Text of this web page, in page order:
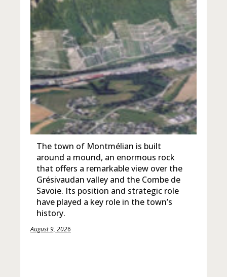
The town of Montmélian is built
around a mound, an enormous rock
that offers a remarkable view over the
Grésivaudan valley and the Combe de
Savoie. Its position and strategic role
have played a key role in the town’s
history.
August 9, 2026